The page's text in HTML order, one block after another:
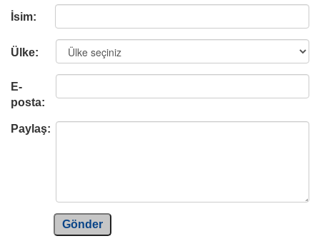
İsim:
Ülke:
E-
posta:
Paylaş:
Gönder